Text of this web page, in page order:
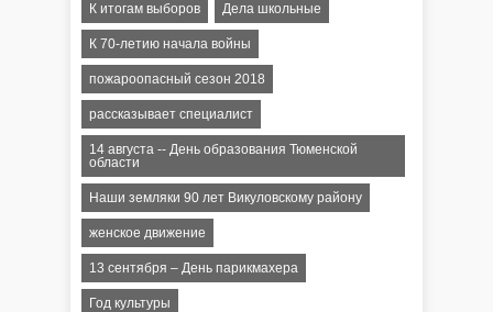
К итогам выборов Дела школьные
К 70-летию начала войны
пожароопасный сезон 2018
рассказывает специалист
14 августа -- День образования Тюменской
области
Наши земляки 90 лет Викуловскому району
женское движение
13 сентября – День парикмахера
Год культуры